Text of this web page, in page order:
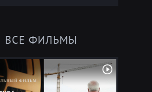
ВСЕ ФИЛЬМЫ